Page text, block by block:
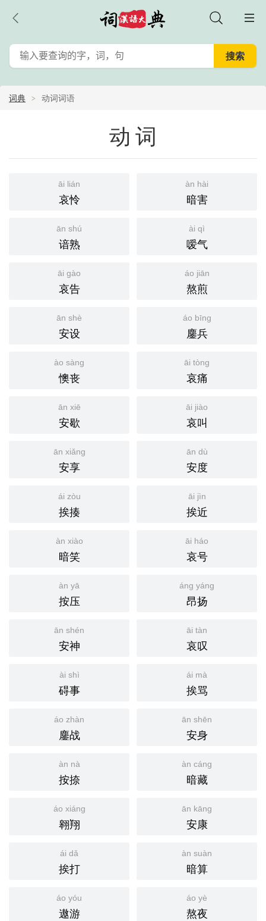
词典 动词词语
动词
āi lián
哀怜
àn hài
暗害
ān shú
谙熟
ài qì
嗳气
āi gào
哀告
áo jiān
熬煎
ān shè
安设
áo bīng
鏖兵
ào sàng
懊丧
āi tòng
哀痛
ān xiē
安歇
āi jiào
哀叫
ān xiǎng
安享
ān dù
安度
ái zòu
挨揍
āi jìn
挨近
àn xiào
暗笑
āi háo
哀号
àn yā
按压
áng yáng
昂扬
ān shén
安神
āi tàn
哀叹
ài shì
碍事
ái mà
挨骂
áo zhàn
鏖战
ān shēn
安身
àn nà
按捺
àn cáng
暗藏
áo xiáng
翱翔
ān kāng
安康
ái dǎ
挨打
àn suàn
暗算
áo yóu
遨游
áo yè
熬夜